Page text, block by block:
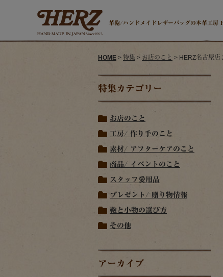
革鞄/ハンドメイドレザーバッグの本革工房
HOME > 特集 > お店のこと > HERZ名古屋店
特集カテゴリー
お店のこと
工房/ 作り手のこと
素材/ アフターケアのこと
商品/ イベントのこと
スタッフ愛用品
プレゼント/ 贈り物情報
鞄と小物の選び方
その他
アーカイブ